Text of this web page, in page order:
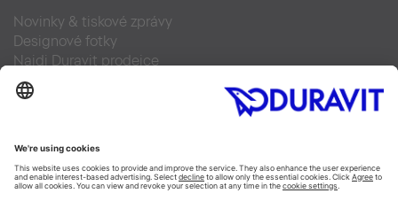
Novinky & tiskové zprávy
Designové fotky
Najdi Duravit prodejce
Často kladené otázky
Facebook
Instagram
Pinterest
Blog